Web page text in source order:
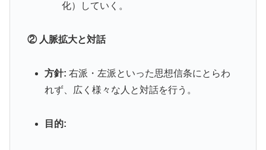
化）していく。
② 人脈拡大と対話
方針: 右派・左派といった思想信条にとらわ
れず、広く様々な人と対話を行う。
目的: